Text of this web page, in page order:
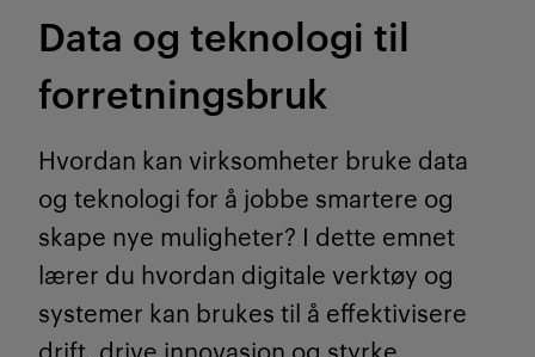
Data og teknologi til
forretningsbruk
Hvordan kan virksomheter bruke data
og teknologi for å jobbe smartere og
skape nye muligheter? I dette emnet
lærer du hvordan digitale verktøy og
systemer kan brukes til å effektivisere
drift, drive innovasjon og styrke